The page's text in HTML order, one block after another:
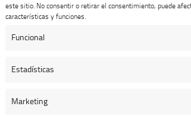
este sitio. No consentir o retirar el consentimiento, puede
características y funciones.
Funcional
Estadísticas
Marketing